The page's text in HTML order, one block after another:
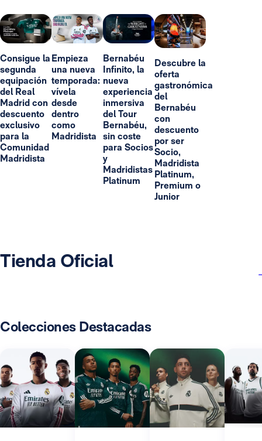
Consigue la
segunda
equipación
del Real
Madrid con
descuento
exclusivo
para la
Comunidad
Madridista
Empieza
una nueva
temporada:
vívela
desde
dentro
como
Madridista
Bernabéu
Infinito, la
nueva
experiencia
inmersiva
del Tour
Bernabéu,
sin coste
para Socios
y
Madridistas
Platinum
Descubre la
oferta
gastronómica
del
Bernabéu
con
descuento
por ser
Socio,
Madridista
Platinum,
Premium o
Junior
Tienda Oficial
Colecciones Destacadas